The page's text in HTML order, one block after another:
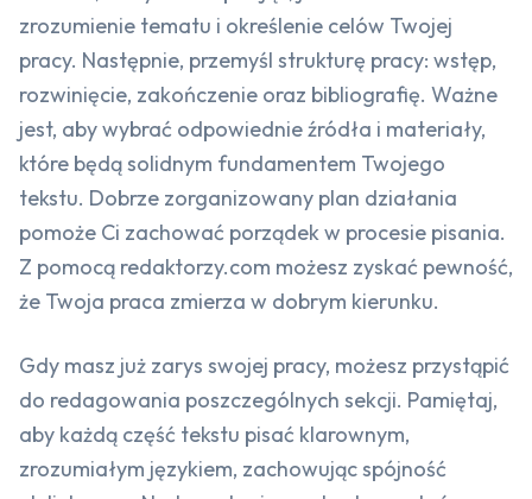
zrozumienie tematu i określenie celów Twojej
pracy. Następnie, przemyśl strukturę pracy: wstęp,
rozwinięcie, zakończenie oraz bibliografię. Ważne
jest, aby wybrać odpowiednie źródła i materiały,
które będą solidnym fundamentem Twojego
tekstu. Dobrze zorganizowany plan działania
pomoże Ci zachować porządek w procesie pisania.
Z pomocą redaktorzy.com możesz zyskać pewność,
że Twoja praca zmierza w dobrym kierunku.
Gdy masz już zarys swojej pracy, możesz przystąpić
do redagowania poszczególnych sekcji. Pamiętaj,
aby każdą część tekstu pisać klarownym,
zrozumiałym językiem, zachowując spójność